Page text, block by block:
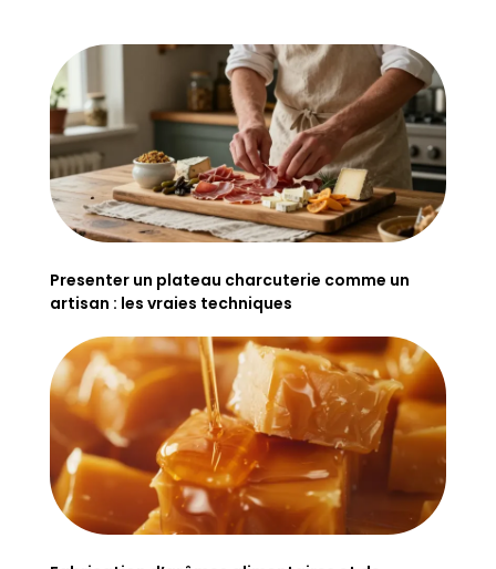
Presenter un plateau charcuterie comme un
artisan : les vraies techniques